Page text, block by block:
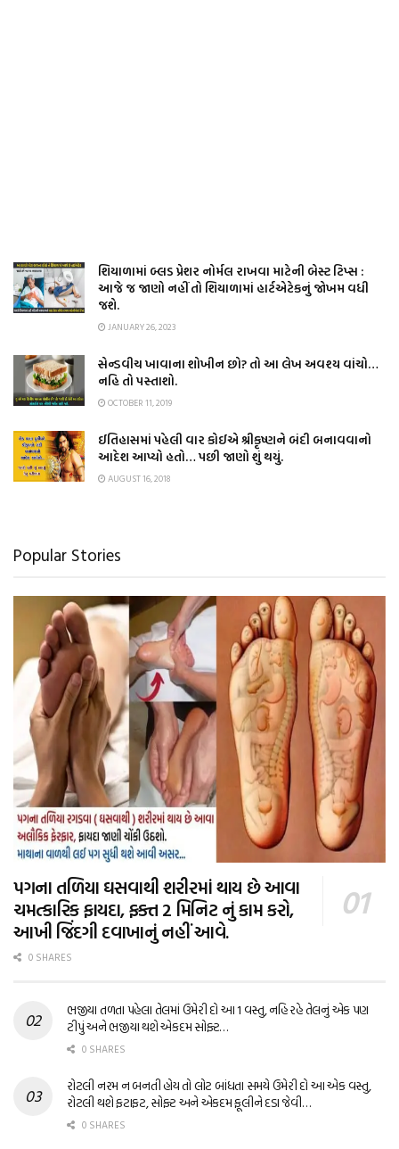
શિયાળામાં બ્લડ પ્રેશર નોર્મલ રાખવા માટેની બેસ્ટ ટિપ્સ :
આજે જ જાણો નહીં તો શિયાળામાં હાર્ટએટેકનું જોખમ વધી
જશે.
JANUARY 26, 2023
સેન્ડવીચ ખાવાના શોખીન છો? તો આ લેખ અવશ્ય વાંચો…
નહિ તો પસ્તાશો.
OCTOBER 11, 2019
ઈતિહાસમાં પહેલી વાર કોઈએ શ્રીકૃષ્ણને બંદી બનાવવાનો
આદેશ આપ્યો હતો… પછી જાણો શું થયું.
AUGUST 16, 2018
Popular Stories
પગના તળિયા ઘસવાથી શરીરમાં થાય છે આવા
ચમત્કારિક ફાયદા, ફક્ત 2 મિનિટ નું કામ કરો,
આખી જિંદગી દવાખાનું નહીં આવે.
0 SHARES
ભજીયા તળતા પહેલા તેલમાં ઉમેરી દો આ 1 વસ્તુ, નહિ રહે તેલનું એક પણ
ટીપું અને ભજીયા થશે એકદમ સોફ્ટ…
0 SHARES
રોટલી નરમ ન બનતી હોય તો લોટ બાંધતા સમયે ઉમેરી દો આ એક વસ્તુ,
રોટલી થશે ફટાફટ, સોફ્ટ અને એકદમ ફૂલીને દડા જેવી…
0 SHARES